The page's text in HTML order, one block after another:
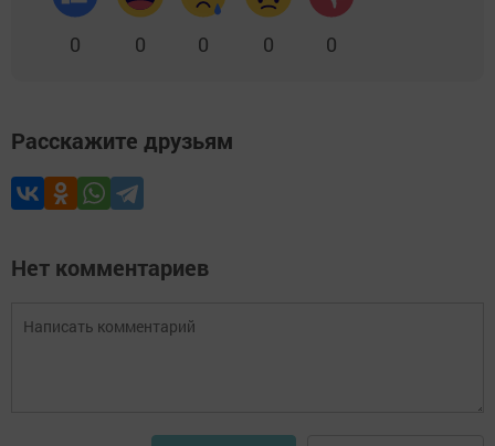
0 0 0 0 0
Расскажите друзьям
Нет комментариев